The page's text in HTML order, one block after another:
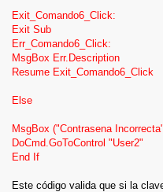
Exit_Comando6_Click:
Exit Sub
Err_Comando6_Click:
MsgBox Err.Description
Resume Exit_Comando6_Click
Else
MsgBox ("Contrasena
DoCmd.GoToControl "User2"
End If
Este código valida que si la